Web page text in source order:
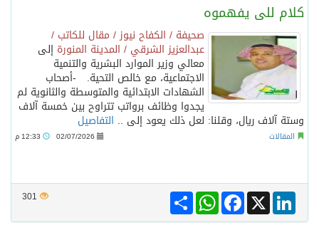
كلام للى يفهموه
صحيفة / الكفاح نيوز / مقال للكاتب /
عبدالعزيز الشرقي / المدينة المنورة إلى
معالي وزير الموارد البشرية والتنمية
الاجتماعية، مع خالص التحية. -أصحاب
الشهادات الابتدائية والمتوسطة والثانوية لم
يجدوا وظائف برواتب تتراوح بين خمسة آلاف
وستة آلاف ريال، وقلنا: لعل ذلك يعود إلى .. التفاصيل
المقالات 02/07/2026
301 Share
WhatsAppFacebook X
LinkedIn